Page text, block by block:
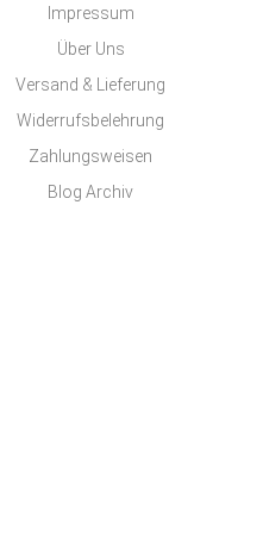
Impressum
Über Uns
Versand & Lieferung
Widerrufsbelehrung
Zahlungsweisen
Blog Archiv